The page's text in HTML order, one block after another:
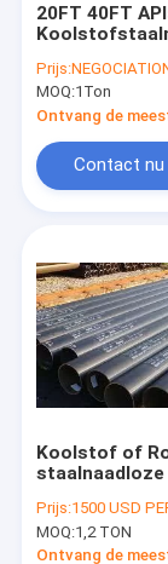
20FT 40FT
Halve Duim aan
Duim Dia
Prijs:
MOQ:1Ton
Contact nu
Koolstof of
staalnaadloze
Staalpijp
Prijs:1500 USD
MOQ:1,2 TON